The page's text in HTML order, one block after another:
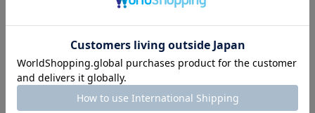
総レースのサッと羽織るだけのフォーマルボレロ
商品レビュー